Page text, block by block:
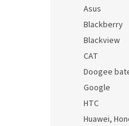
Asus
Blackberry
Blackview
CAT
Doogee
Google
HTC
Huawei,